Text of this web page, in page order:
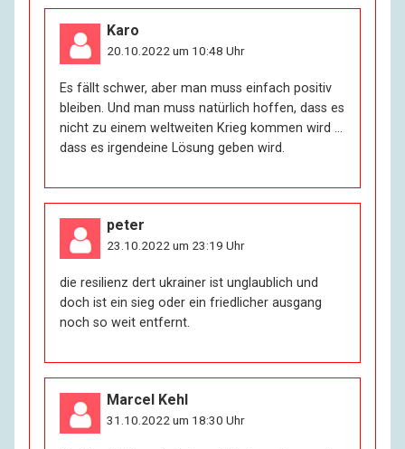
Karo
20.10.2022 um 10:48 Uhr
Es fällt schwer, aber man muss einfach positiv
bleiben. Und man muss natürlich hoffen, dass es
nicht zu einem weltweiten Krieg kommen wird …
dass es irgendeine Lösung geben wird.
peter
23.10.2022 um 23:19 Uhr
die resilienz dert ukrainer ist unglaublich und
doch ist ein sieg oder ein friedlicher ausgang
noch so weit entfernt.
Marcel Kehl
31.10.2022 um 18:30 Uhr